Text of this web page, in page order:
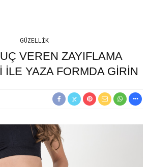
GÜZELLIK
VEREN ZAYIFLAMA
ILE YAZA FORMDA GIRIN